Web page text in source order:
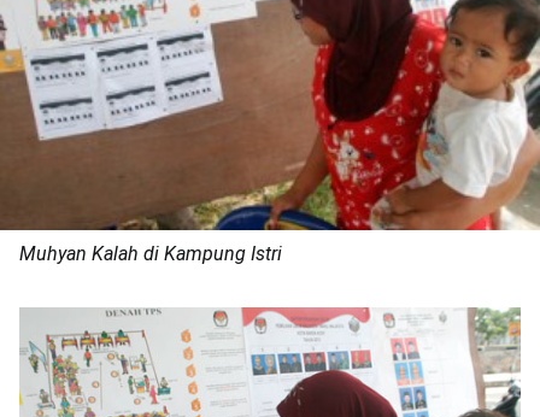
Muhyan Kalah di Kampung Istri